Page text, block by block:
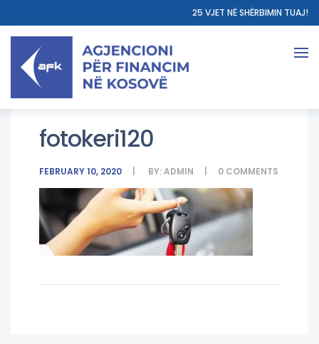
25 VJET NË SHËRBIMIN TUAJ!
fotokeri120
FEBRUARY 10, 2020 BY:ADMIN 0 COMMENTS